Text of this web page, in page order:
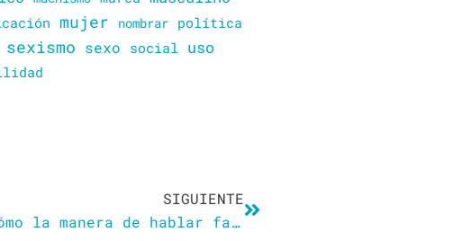
mujer nombrar política
sexismo sexo social uso
SIGUIENTE
¡Yo no quise decir eso! Cómo la manera de hablar facilita o dificulta nuestra relación con los demás